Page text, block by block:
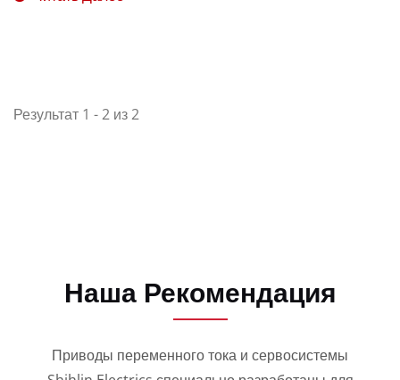
Результат 1 - 2 из 2
Наша Рекомендация
Приводы переменного тока и сервосистемы